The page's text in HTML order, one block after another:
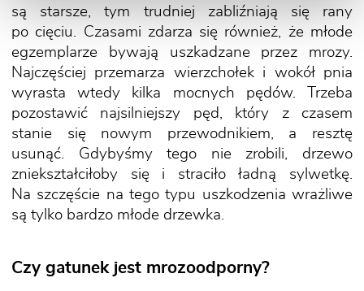
są starsze, tym trudniej zabliźniają się rany
po cięciu. Czasami zdarza się również, że młode
egzemplarze bywają uszkadzane przez mrozy.
Najczęściej przemarza wierzchołek i wokół pnia
wyrasta wtedy kilka mocnych pędów. Trzeba
pozostawić najsilniejszy pęd, który z czasem
stanie się nowym przewodnikiem, a resztę
usunąć. Gdybyśmy tego nie zrobili, drzewo
zniekształciłoby się i straciło ładną sylwetkę.
Na szczęście na tego typu uszkodzenia wrażliwe
są tylko bardzo młode drzewka.
Czy gatunek jest mrozoodporny?